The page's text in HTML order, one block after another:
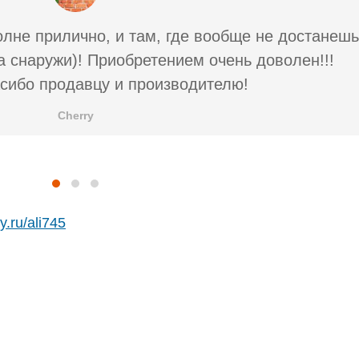
прилично, и там, где вообще не достанешь
снаружи)! Приобретением очень доволен!!!
продавцу и производителю!
Cherry
ali745